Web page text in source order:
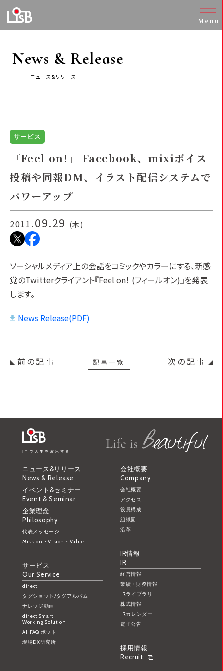
Menu
News & Release
ニュース&リリース
サービス
『Feel on!』 Facebook、mixiボイス
投稿や同報DM、イラスト配信システムで
パワーアップ
2011 .09.29 (木)
ソーシャルメディア上の会話をコミックやカラーにする、新感
覚のTwitterクライアント『Feel on！ (フィールオン)』を発表
します。
News Release(PDF)
前の記事 次の記事
記事一覧
ニュース&リリース
News & Release
イベント&セミナー
Event & Seminar
企業理念
Philosophy
代表メッセージ
Mission・Vision・Value
サービス
Our Service
direct
タグショット/タグアルバム
ナレッジ動画
direct Smart
Working Solution
AI-FAQ ボット
現場DX研究所
会社概要
Company
会社概要
アクセス
役員構成
組織図
沿革
IR情報
IR
経営情報
業績・財務情報
IRライブラリ
株式情報
IRカレンダー
電子公告
採用情報
Recruit